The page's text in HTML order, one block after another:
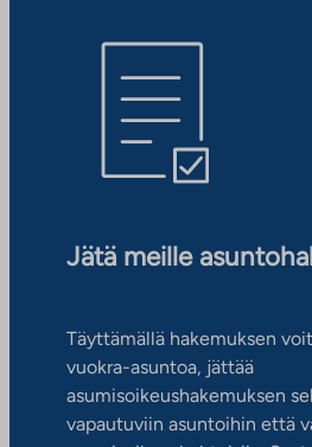
Jätä meille
Täyttämällä hakemuksen
vuokra-asuntoa, jättää
asumisoikeushakemuksen
vapautuviin asuntoihin että